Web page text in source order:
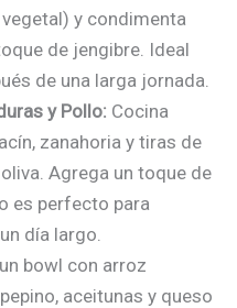
y condimenta
de jengibre. Ideal
de una larga jornada.
y Pollo: Cocina
zanahoria y tiras de
Agrega un toque de
es perfecto para
día largo.
bowl con arroz
aceitunas y queso